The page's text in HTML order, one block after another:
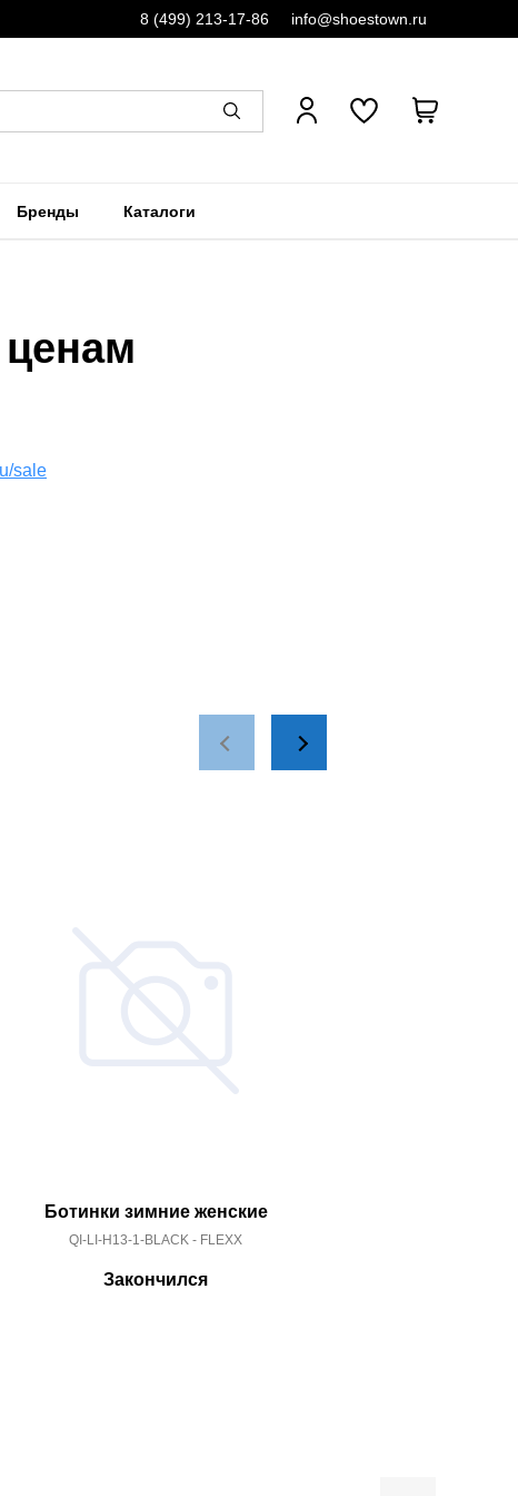
8 (499) 213-17-86 info@shoestown.ru
Бренды Каталоги
sale
Ботинки зимние женские
QI-LI-H13-1-BLACK - FLEXX
Закончился